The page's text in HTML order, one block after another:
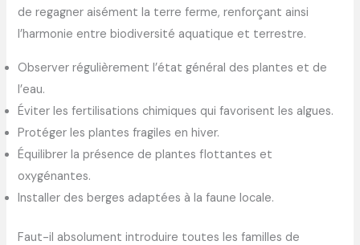
de regagner aisément la terre ferme, renforçant ainsi
l’harmonie entre biodiversité aquatique et terrestre.
Observer régulièrement l’état général des plantes et de
l’eau.
Éviter les fertilisations chimiques qui favorisent les algues.
Protéger les plantes fragiles en hiver.
Équilibrer la présence de plantes flottantes et
oxygénantes.
Installer des berges adaptées à la faune locale.
Faut-il absolument introduire toutes les familles de